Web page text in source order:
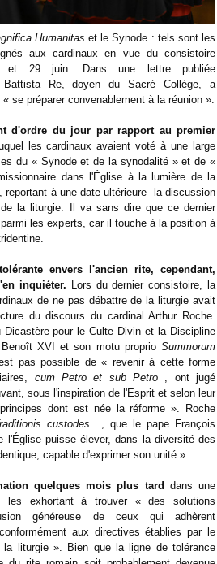
Humanitas et le Synode : tels sont les
aux cardinaux en vue du consistoire
et 29 juin. Dans une lettre publiée
Re, doyen du Sacré Collège, a
se préparer convenablement à la réunion ».
d'ordre du jour par rapport au premier
les cardinaux avaient voté à une large
du « Synode et de la synodalité » et de «
dans l'Église à la lumière de la
reportant à une date ultérieure la discussion
la liturgie. Il va sans dire que ce dernier
les experts, car il touche à la position à
envers l'ancien rite, cependant,
inquiéter. Lors du dernier consistoire, la
de ne pas débattre de la liturgie avait
du discours du cardinal Arthur Roche.
pour le Culte Divin et la Discipline
XVI et son motu proprio Summorum
pas possible de « revenir à cette forme
cum Petro et sub Petro , ont jugé
sous l'inspiration de l'Esprit et selon leur
dont est née la réforme ». Roche
custodes , que le pape François
l'Église puisse élever, dans la diversité des
capable d'exprimer son unité ».
quelques mois plus tard dans une
les exhortant à trouver « des solutions
généreuse de ceux qui adhèrent
aux directives établies par le
la liturgie ». Bien que la ligne de tolérance